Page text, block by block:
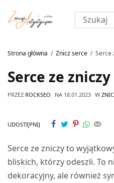
Strona główna Znicz serce Serce
Serce ze zniczy
PRZEZ ROCKSEO NA 18.01.2023 W
UDOSTĘPNIJ
Serce ze zniczy to
bliskich, którzy odeszli. To
dekoracyjny, ale również